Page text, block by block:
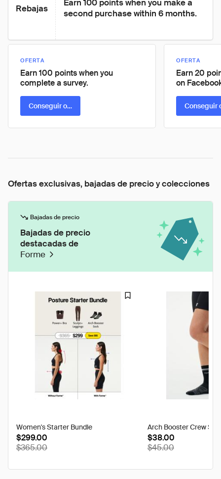
Rebajas
Earn 100 points when you make a
second purchase within 6 months.
OFERTA
Earn 100 points when you
complete a survey.
Conseguir oferta
OFERTA
Earn 20
on
Conseguir
Ofertas exclusivas, bajadas de precio y colecciones
Bajadas de precio
Bajadas de precio
destacadas de
Forme
Women's Starter Bundle
$299.00
$365.00
Arch Booster Crew
$38.00
$45.00